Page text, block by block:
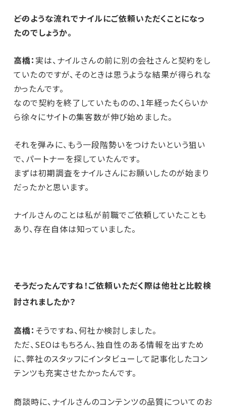
――どのような流れでナイルにご依頼いただくことになっ
たのでしょうか。
高橋： 実は、ナイルさんの前に別の会社さんと契約をし
ていたのですが、そのときは思うような結果が得られな
かったんです。
なので契約を終了していたものの、1年経ったくらいか
ら徐々にサイトの集客数が伸び始めました。
それを弾みに、もう一段階勢いをつけたいという狙い
で、パートナーを探していたんです。
まずは初期調査をナイルさんにお願いしたのが始まり
だったかと思います。
ナイルさんのことは私が前職でご依頼していたことも
あり、存在自体は知っていました。
――そうだったんですね！ご依頼いただく際は他社と比較検
討されましたか？
高橋： そうですね、何社か検討しました。
ただ、SEOはもちろん、独自性のある情報を出すため
に、弊社のスタッフにインタビューして記事化したコン
テンツも充実させたかったんです。
商談時に、ナイルさんのコンテンツの品質についてのお